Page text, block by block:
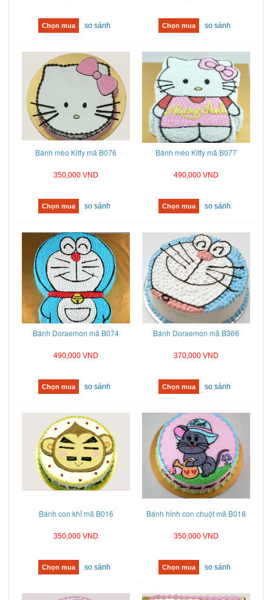
Chọn mua so sánh Chọn mua so sánh
Bánh mèo Kitty mã B076
350,000 VND
Chọn mua so sánh
Bánh mèo Kitty mã B077
490,000 VND
Chọn mua so sánh
Bánh Doraemon mã B074
490,000 VND
Chọn mua so sánh
Bánh Doraemon mã B366
370,000 VND
Chọn mua so sánh
Bánh con khỉ mã B016
350,000 VND
Chọn mua so sánh
Bánh hình con chuột mã B018
350,000 VND
Chọn mua so sánh